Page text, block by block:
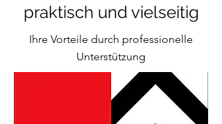
praktisch und vielseitig
Ihre Vorteile durch professionelle
Unterstützung